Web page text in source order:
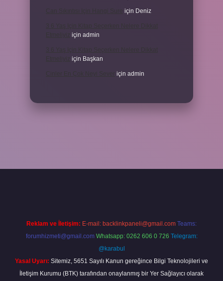
için Deniz
için admin
için Başkan
için admin
Reklam ve İletişim: E-mail: backlinkpaneli@gmail.com Teams:
forumhizmeti@gmail.com Whatsapp: 0262 606 0 726 Telegram:
@karabul
Yasal Uyarı: Sitemiz, 5651 Sayılı Kanun gereğince Bilgi Teknolojileri ve
İletişim Kurumu (BTK) tarafından onaylanmış bir Yer Sağlayıcı olarak